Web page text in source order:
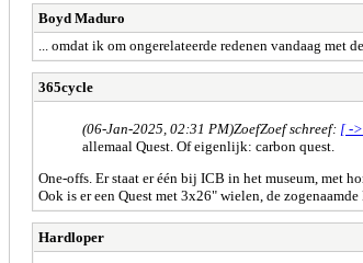
Boyd Maduro
... omdat ik om ongerelateerde redenen vandaag
365cycle
(06-Jan-2025, 02:31 PM)ZoefZoef schreef: [ -
allemaal Quest. Of eigenlijk: carbon quest.
One-offs. Er staat er één bij ICB in het museum, met
Ook is er een Quest met 3x26" wielen, de zogenaamde
Hardloper